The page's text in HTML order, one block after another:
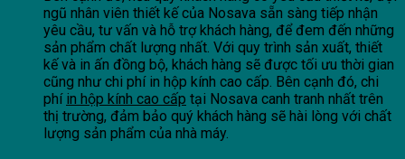
ngũ nhân viên thiết kế của Nosava sẵn sàng tiếp nhận
yêu cầu, tư vấn và hỗ trợ khách hàng, để đem đến những
sản phẩm chất lượng nhất. Với quy trình sản xuất, thiết
kế và in ấn đồng bộ, khách hàng sẽ được tối ưu thời gian
cũng như chi phí in hộp kính cao cấp. Bên cạnh đó, chi
phí in hộp kính cao cấp tại Nosava canh tranh nhất trên
thị trường, đảm bảo quý khách hàng sẽ hài lòng với chất
lượng sản phẩm của nhà máy.